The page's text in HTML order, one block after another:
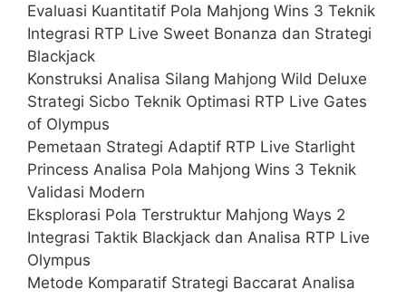
Evaluasi Kuantitatif Pola Mahjong Wins 3 Teknik
Integrasi RTP Live Sweet Bonanza dan Strategi
Blackjack
Konstruksi Analisa Silang Mahjong Wild Deluxe
Strategi Sicbo Teknik Optimasi RTP Live Gates
of Olympus
Pemetaan Strategi Adaptif RTP Live Starlight
Princess Analisa Pola Mahjong Wins 3 Teknik
Validasi Modern
Eksplorasi Pola Terstruktur Mahjong Ways 2
Integrasi Taktik Blackjack dan Analisa RTP Live
Olympus
Metode Komparatif Strategi Baccarat Analisa